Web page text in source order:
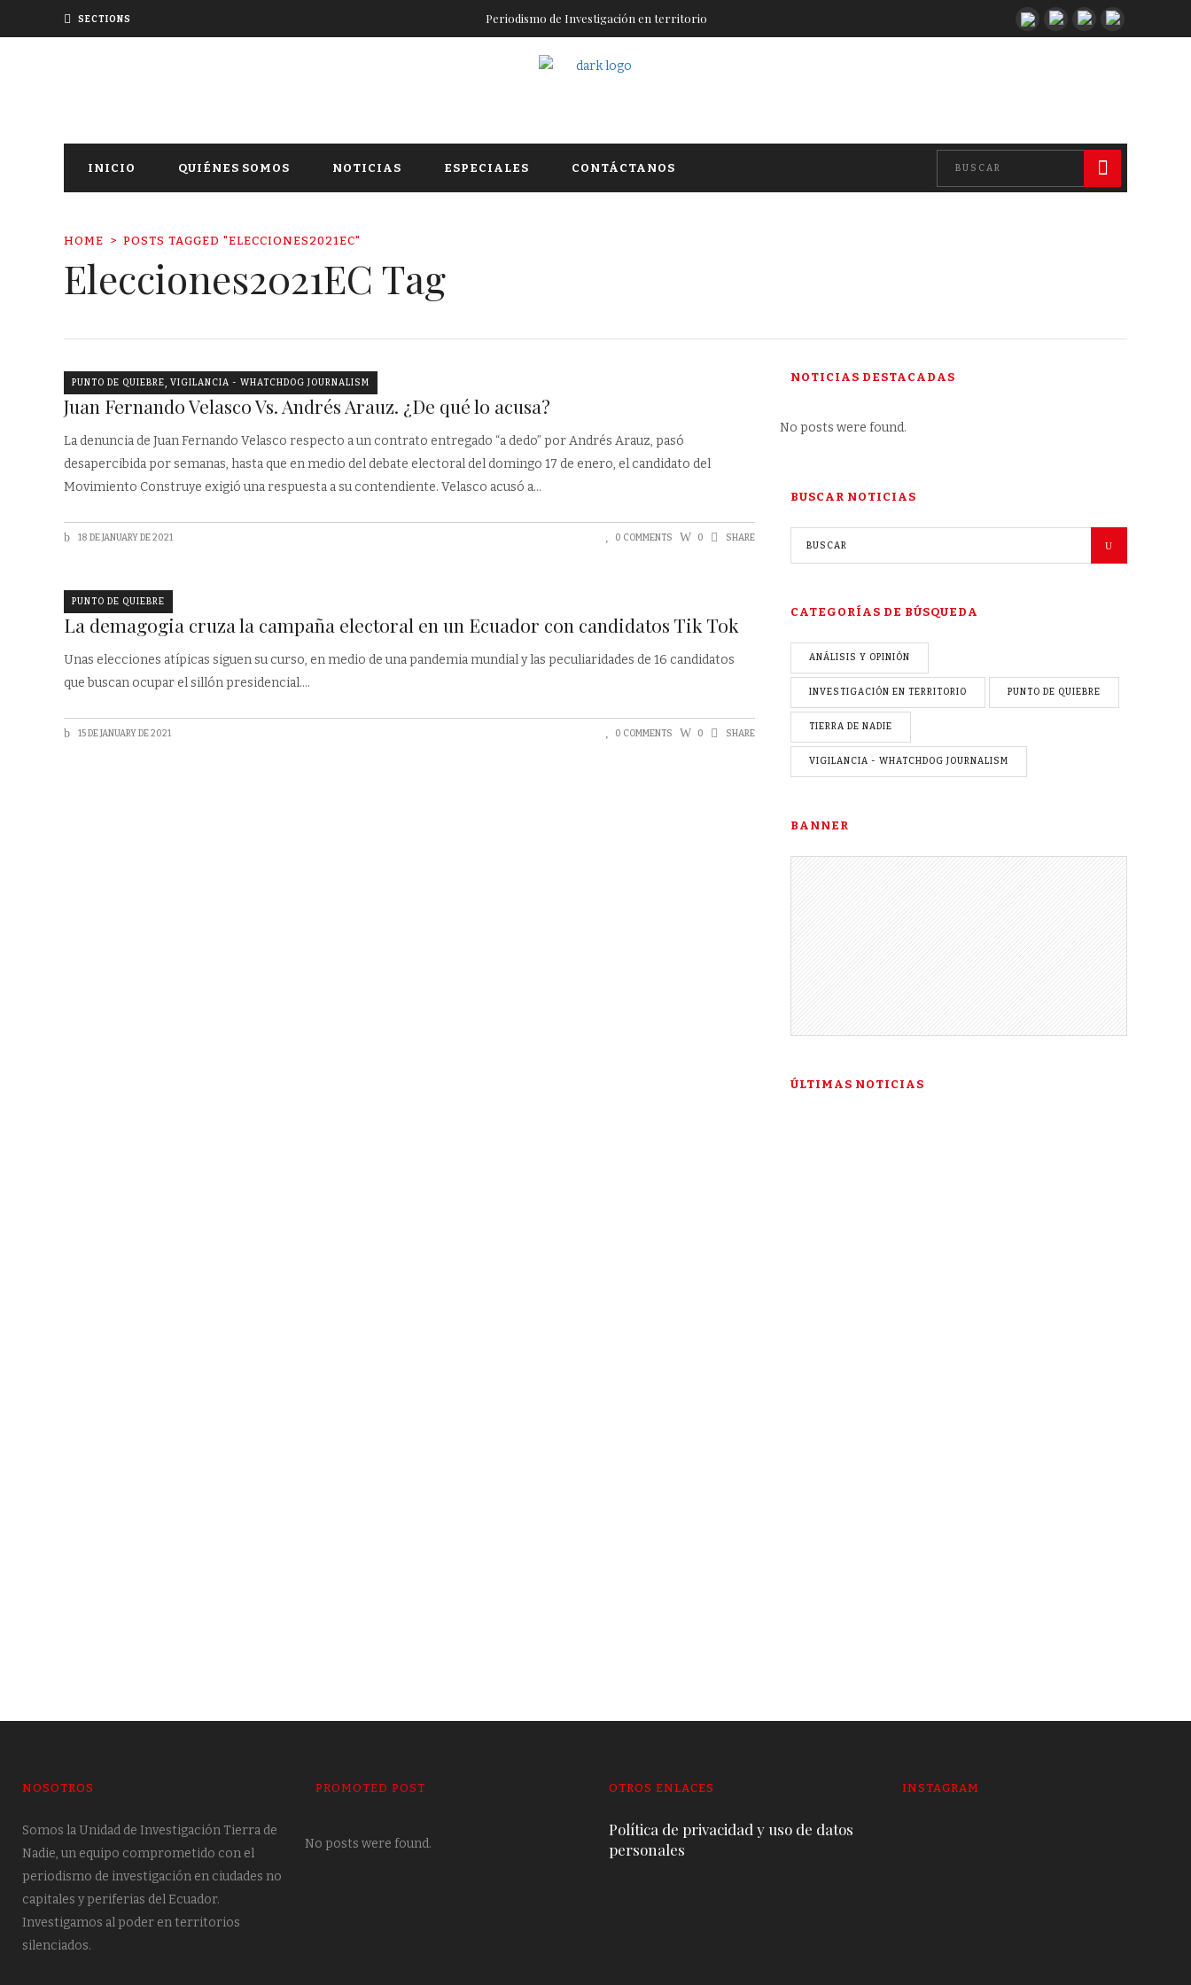
SECTIONS Periodismo de Investigación en territorio
INICIO QUIÉNES SOMOS NOTICIAS ESPECIALES CONTÁCTANOS
HOME POSTS TAGGED "ELECCIONES2021EC"
Elecciones2021EC Tag
PUNTO DE QUIEBRE, VIGILANCIA - WHATCHDOG JOURNALISM
Juan Fernando Velasco Vs. Andrés Arauz. ¿De qué lo acusa?
La denuncia de Juan Fernando Velasco respecto a un contrato entregado “a dedo” por Andrés Arauz, pasó
desapercibida por semanas, hasta que en medio del debate electoral del domingo 17 de enero, el candidato del
Movimiento Construye exigió una respuesta a su contendiente. Velasco acusó a
18 DE JANUARY DE 2021 0 COMMENTS 0 SHARE
PUNTO DE QUIEBRE
La demagogia cruza la campaña electoral en un Ecuador con candidatos Tik Tok
Unas elecciones atípicas siguen su curso, en medio de una pandemia mundial y las peculiaridades de 16 candidatos
que buscan ocupar el sillón presidencial.
15 DE JANUARY DE 2021 0 COMMENTS 0 SHARE
NOTICIAS DESTACADAS
No posts were found.
BUSCAR NOTICIAS
CATEGORÍAS DE BÚSQUEDA
ANÁLISIS Y OPINIÓN
INVESTIGACIÓN EN TERRITORIO PUNTO DE QUIEBRE
TIERRA DE NADIE
VIGILANCIA - WHATCHDOG JOURNALISM
BANNER
ÚLTIMAS NOTICIAS
NOSOTROS
Somos la Unidad de Investigación Tierra de
Nadie, un equipo comprometido con el
periodismo de investigación en ciudades no
capitales y periferias del Ecuador.
Investigamos al poder en territorios
silenciados.
PROMOTED POST
No posts were found.
OTROS ENLACES
Política de privacidad y uso de datos
personales
INSTAGRAM